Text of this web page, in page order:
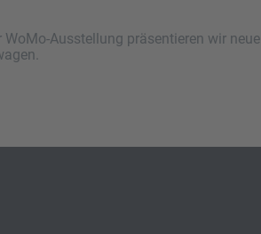
Ausstellung präsentieren wir neue